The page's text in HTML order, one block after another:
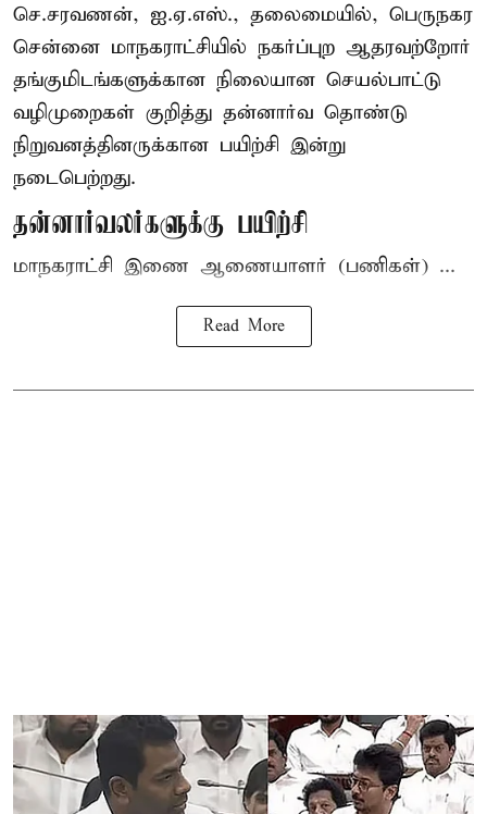
செ.சரவணன், ஐ.ஏ.எஸ்., தலைமையில், பெருநகர
சென்னை மாநகராட்சியில் நகர்ப்புற ஆதரவற்றோர்
தங்குமிடங்களுக்கான நிலையான செயல்பாட்டு
வழிமுறைகள் குறித்து தன்னார்வ தொண்டு
நிறுவனத்தினருக்கான பயிற்சி இன்று
நடைபெற்றது.
தன்னார்வலர்களுக்கு பயிற்சி
மாநகராட்சி இணை ஆணையாளர் (பணிகள்) ...
Read More